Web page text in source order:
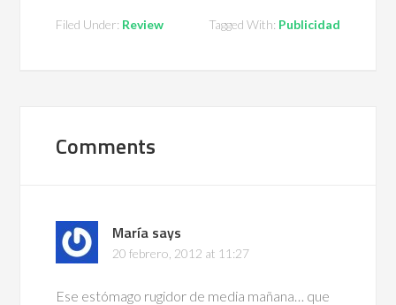
Filed Under: Review Tagged With: Publicidad
Comments
María says
20 febrero, 2012 at 11:27
Ese estómago rugidor de media mañana… que